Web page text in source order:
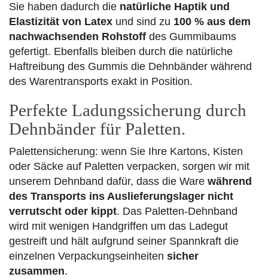
Sie haben dadurch die natürliche Haptik und
Elastizität von Latex und sind zu 100 % aus dem
nachwachsenden Rohstoff des Gummibaums
gefertigt. Ebenfalls bleiben durch die natürliche
Haftreibung des Gummis die Dehnbänder während
des Warentransports exakt in Position.
Perfekte Ladungssicherung durch
Dehnbänder für Paletten.
Palettensicherung: wenn Sie Ihre Kartons, Kisten
oder Säcke auf Paletten verpacken, sorgen wir mit
unserem Dehnband dafür, dass die Ware während
des Transports ins Auslieferungslager nicht
verrutscht oder kippt. Das Paletten-Dehnband
wird mit wenigen Handgriffen um das Ladegut
gestreift und hält aufgrund seiner Spannkraft die
einzelnen Verpackungseinheiten sicher
zusammen.